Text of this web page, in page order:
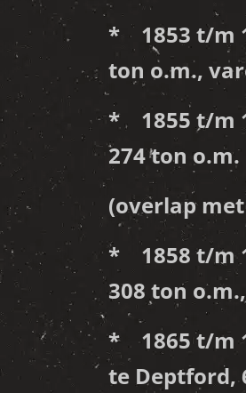
* 1853 t/m
ton o.m.,
* 1855 t/m
274 ton
(overlap
* 1858 t/m
308 ton
* 1865 t/m
te Deptford,